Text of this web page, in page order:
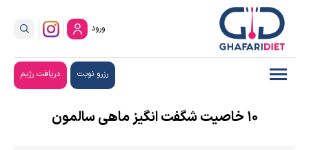
ورود
رزرو نوبت دریافت رژیم
۱۰ خاصیت شگفت انگیز ماهی سالمون